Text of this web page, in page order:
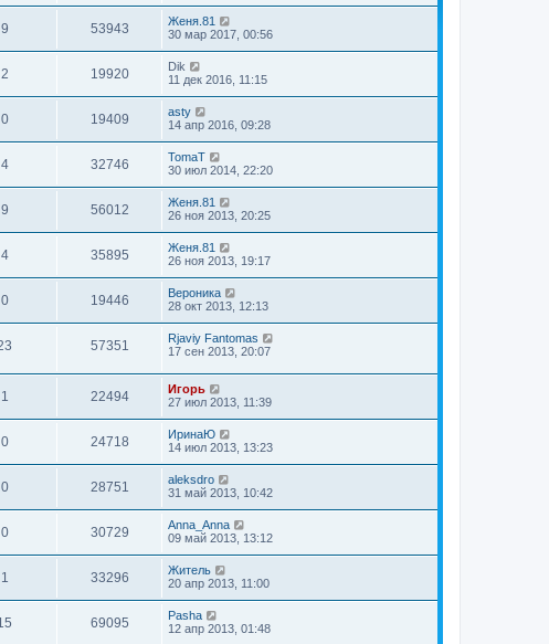
9 53943
Женя.81
30 мар 2017, 00:56
2 19920
Dik
11 дек 2016, 11:15
0 19409
asty
14 апр 2016, 09:28
4 32746
TomaT
30 июл 2014, 22:20
9 56012
Женя.81
26 ноя 2013, 20:25
4 35895
Женя.81
26 ноя 2013, 19:17
0 19446
Вероника
28 окт 2013, 12:13
57351
Rjaviy Fantomas
17 сен 2013, 20:07
1 22494
Игорь
27 июл 2013, 11:39
0 24718
ИринаЮ
14 июл 2013, 13:23
0 28751
aleksdro
31 май 2013, 10:42
0 30729
Anna_Anna
09 май 2013, 13:12
1 33296
Житель
20 апр 2013, 11:00
69095
Pasha
12 апр 2013, 01:48